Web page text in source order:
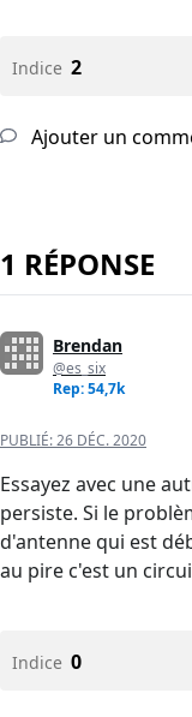
Indice 2
Ajouter un
1 RÉPONSE
Brendan
@es_six
Rep: 54,7k
PUBLIÉ:26 DÉC. 2020
Essayez avec une
persiste. Si le
d'antenne qui est
au pire c'est un
Indice 0